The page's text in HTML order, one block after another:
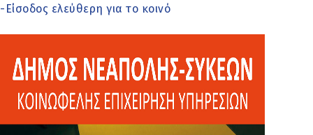
-Είσοδος ελεύθερη για το κοινό